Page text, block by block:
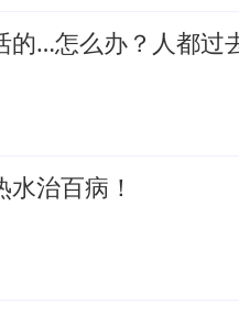
的…怎么办？人都过
治百病！